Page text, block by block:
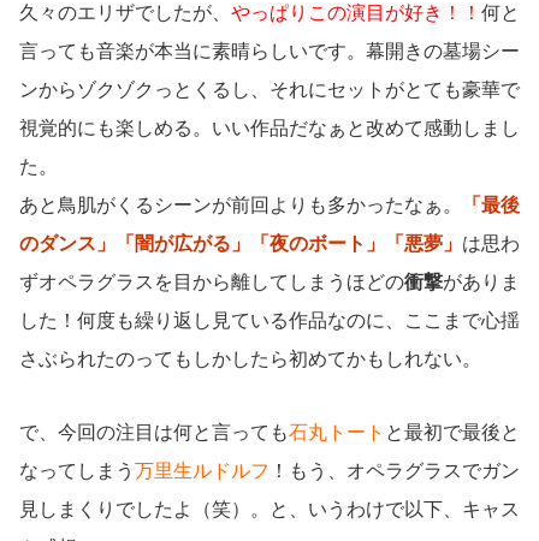
久々のエリザでしたが、 やっぱりこの演目が好き！！ 何と
言っても音楽が本当に素晴らしいです。幕開きの墓場シー
ンからゾクゾクっとくるし、それにセットがとても豪華で
視覚的にも楽しめる。いい作品だなぁと改めて感動しまし
た。
あと鳥肌がくるシーンが前回よりも多かったなぁ。
「最後
のダンス」「闇が広がる」「夜のボート」「悪夢」 は思わ
ずオペラグラスを目から離してしまうほどの衝撃がありま
した！何度も繰り返し見ている作品なのに、ここまで心揺
さぶられたのってもしかしたら初めてかもしれない。
で、今回の注目は何と言っても石丸トート と最初で最後と
なってしまう 万里生ルドルフ ！もう、オペラグラスでガン
見しまくりでしたよ（笑）。と、いうわけで以下、キャス